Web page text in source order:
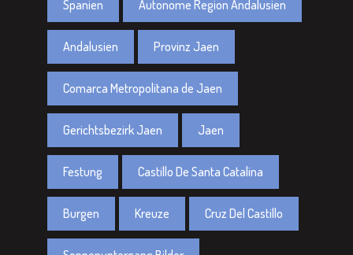
Spanien Autonome Region Andalusien
Andalusien Provinz Jaen
Comarca Metropolitana de Jaen
Gerichtsbezirk Jaen Jaen
Festung Castillo De Santa Catalina
Burgen Kreuze Cruz Del Castillo